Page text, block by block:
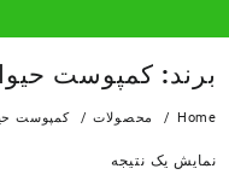
برند: کمپوست
Home محصولات کمپوست
نمایش یک نتیجه